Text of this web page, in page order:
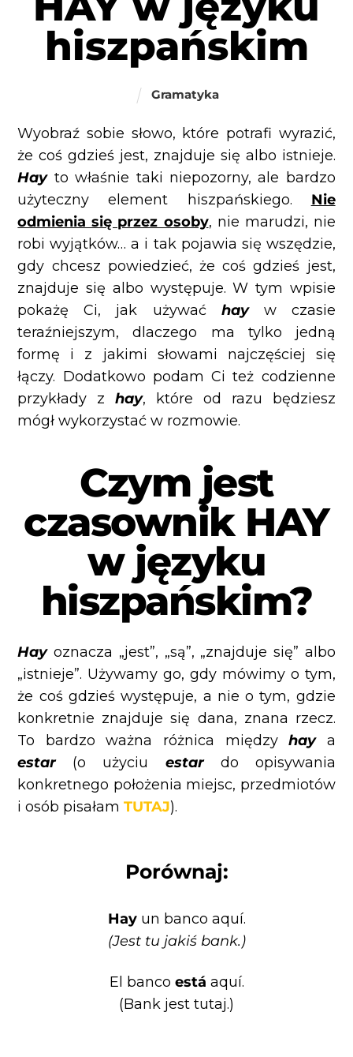
hiszpańskim
Gramatyka
Wyobraź sobie słowo, które potrafi wyrazić,
że coś gdzieś jest, znajduje się albo istnieje.
Hay to właśnie taki niepozorny, ale bardzo
użyteczny element hiszpańskiego. Nie
odmienia się przez osoby, nie marudzi, nie
robi wyjątków… a i tak pojawia się wszędzie,
gdy chcesz powiedzieć, że coś gdzieś jest,
znajduje się albo występuje.W tym wpisie
pokażę Ci, jak używać hay w czasie
teraźniejszym, dlaczego ma tylko jedną
formę i z jakimi słowami najczęściej się
łączy. Dodatkowo podam Ci też codzienne
przykłady zhay, które od razu będziesz
mógł wykorzystać w rozmowie.
Czym jest
czasownik HAY
w języku
hiszpańskim?
Hayoznacza „jest”, „są”, „znajduje się” albo
„istnieje”. Używamy go, gdy mówimy o tym,
że coś gdzieś występuje, a nie o tym, gdzie
konkretnie znajduje się dana, znana rzecz.
To bardzo ważna różnica międzyhay a
estar (o użyciu estar do opisywania
konkretnego położenia miejsc, przedmiotów
i osób pisałamTUTAJ).
Porównaj:
Hay un banco aquí.
(Jest tu jakiś bank.)
El banco está aquí.
(Bank jest tutaj.)